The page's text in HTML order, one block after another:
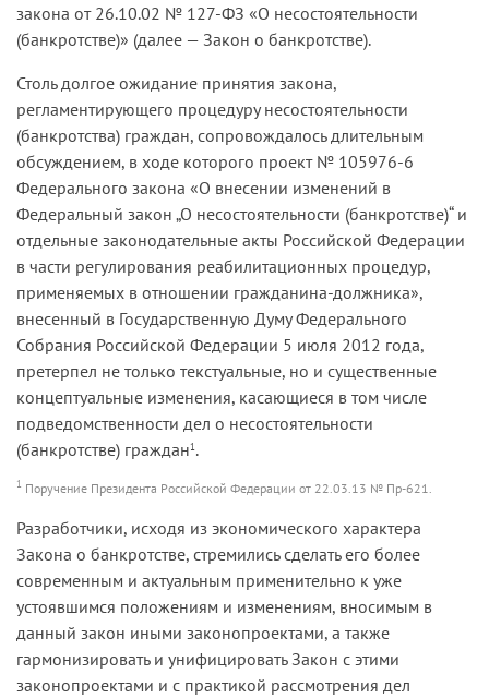
закона от 26.10.02 № 127-ФЗ «О несостоятельности
(банкротстве)» (далее — Закон о банкротстве).
Столь долгое ожидание принятия закона,
регламентирующего процедуру несостоятельности
(банкротства) граждан, сопровождалось длительным
обсуждением, в ходе которого проект № 105976-6
Федерального закона «О внесении изменений в
Федеральный закон „О несостоятельности (банкротстве)“ и
отдельные законодательные акты Российской Федерации
в части регулирования реабилитационных процедур,
применяемых в отношении гражданина-должника»,
внесенный в Государственную Думу Федерального
Собрания Российской Федерации 5 июля 2012 года,
претерпел не только текстуальные, но и существенные
концептуальные изменения, касающиеся в том числе
подведомственности дел о несостоятельности
(банкротстве) граждан1 .
1 Поручение Президента Российской Федерации от 22.03.13 № Пр-621.
Разработчики, исходя из экономического характера
Закона о банкротстве, стремились сделать его более
современным и актуальным применительно к уже
устоявшимся положениям и изменениям, вносимым в
данный закон иными законопроектами, а также
гармонизировать и унифицировать Закон с этими
законопроектами и с практикой рассмотрения дел